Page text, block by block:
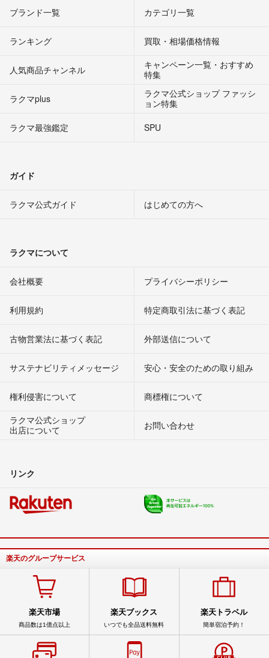
ブランド一覧 カテゴリ一覧
ランキング 買取・相場価格情報
人気商品チャンネル
キャンペーン一覧・おすすめ
特集
ラクマplus
ラクマ公式ショップ ファッシ
ョン特集
ラクマ最強鑑定
SPU
ガイド
ラクマ公式ガイド はじめての方へ
ラクマについて
会社概要 プライバシーポリシー
利用規約 特定商取引法に基づく表記
古物営業法に基づく表記 外部送信について
サステナビリティメッセージ 安心・安全のための取り組み
権利侵害について
商標権について
ラクマ公式ショップ
出店について
お問い合わせ
リンク
楽天のグループサービス
楽天市場
商品数は1億点以上
楽天ブックス
いつでも全品送料無料
楽天トラベル
簡単宿泊予約！